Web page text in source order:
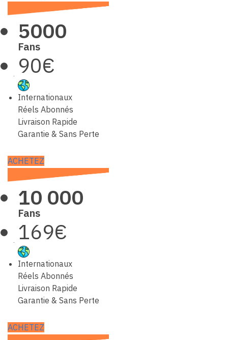
5000
Fans
90€
Internationaux
Réels Abonnés
Livraison Rapide
Garantie & Sans Perte
ACHETEZ
10 000
Fans
169€
Internationaux
Réels Abonnés
Livraison Rapide
Garantie & Sans Perte
ACHETEZ